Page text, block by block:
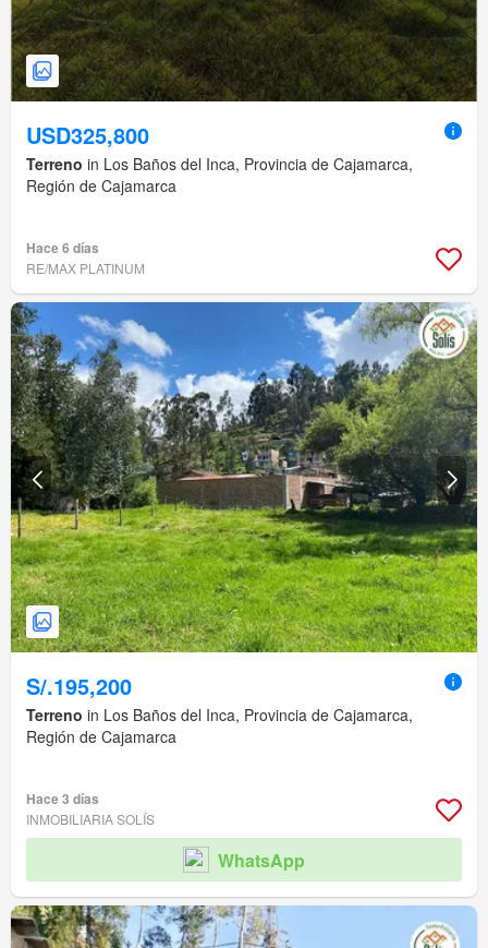
USD325,800
Terreno in Los Baños del Inca, Provincia de Cajamarca,
Región de Cajamarca
Hace 6 días
RE/MAX PLATINUM
S/.195,200
Terreno in Los Baños del Inca, Provincia de Cajamarca,
Región de Cajamarca
Hace 3 días
INMOBILIARIA SOLÍS
WhatsApp